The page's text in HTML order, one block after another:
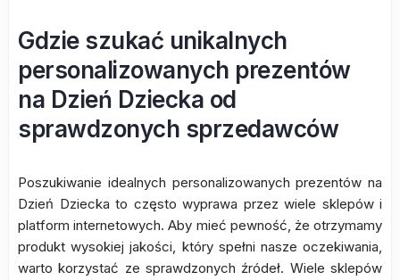
Gdzie szukać unikalnych
personalizowanych prezentów
na Dzień Dziecka od
sprawdzonych sprzedawców
Poszukiwanie idealnych personalizowanych prezentów na
Dzień Dziecka to często wyprawa przez wiele sklepów i
platform internetowych. Aby mieć pewność, że otrzymamy
produkt wysokiej jakości, który spełni nasze oczekiwania,
warto korzystać ze sprawdzonych źródeł. Wiele sklepów